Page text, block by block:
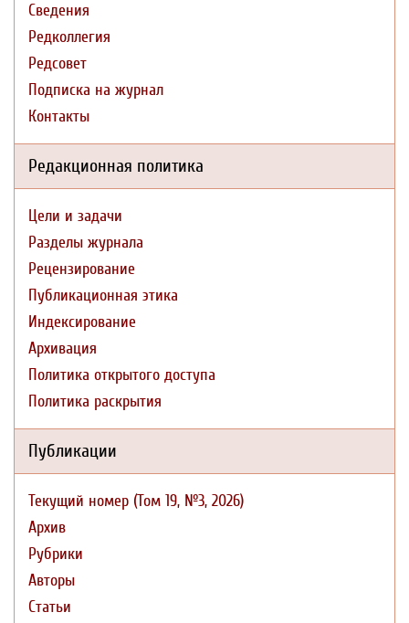
Сведения
Редколлегия
Редсовет
Подписка на журнал
Контакты
Редакционная политика
Цели и задачи
Разделы журнала
Рецензирование
Публикационная этика
Индексирование
Архивация
Политика открытого доступа
Политика раскрытия
Публикации
Текущий номер (Том 19, №3, 2026)
Архив
Рубрики
Авторы
Статьи